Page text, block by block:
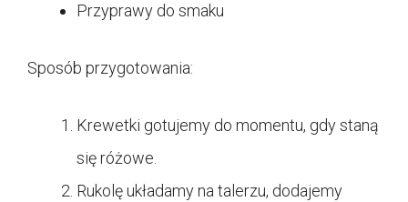
Przyprawy do smaku
Sposób przygotowania:
Krewetki gotujemy do momentu, gdy staną
się różowe.
Rukolę układamy na talerzu, dodajemy